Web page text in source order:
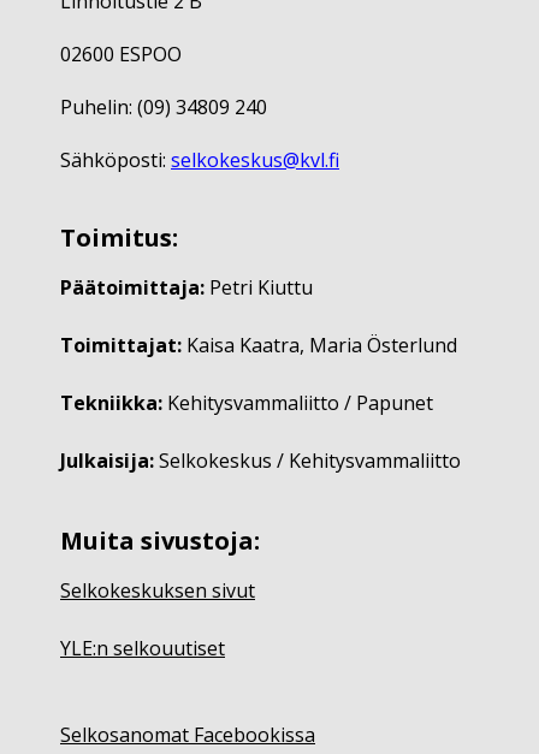
02600 ESPOO
Puhelin: (09) 34809 240
Sähköposti: selkokeskus@kvl.fi
Toimitus:
Päätoimittaja: Petri Kiuttu
Toimittajat: Kaisa Kaatra, Maria Österlund
Tekniikka: Kehitysvammaliitto / Papunet
Julkaisija:Selkokeskus / Kehitysvammaliitto
Muita sivustoja:
Selkokeskuksen sivut
YLE:n selkouutiset
Selkosanomat Facebookissa